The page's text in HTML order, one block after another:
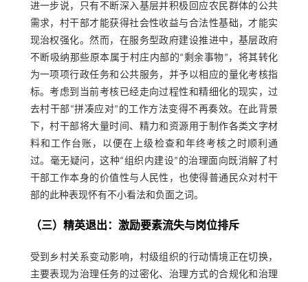
进一步说，只有不断深入基层并积极回应农民群体的公共
需求，村干部才能获得社会性收益与合法性基础，才能实
现治权强化。然而，在服务型政府建设推进中，基层政府
不断吸纳那些原本属于村庄内部的“剩余事物”，将其转化
为一项项行政任务和公共服务，并予以相应的量化考核指
标。考虑到当前考核已经走向过程性和精细化的现实，过
去村干部“拼凑应对”的工作方法变得不再奏效。在此背景
下，村干部将大量时间、精力和资源用于制作各类文字材
料和工作台账，以便在上级检查和年终考核之时顺利通
过。毫无疑问，这种“组织内建设”的治理面向既消解了村
干部工作本身的价值性与人民性，也使得普通民众对村干
部的此种表现怀有不小看法和负面之词。
（三）精英退出：激励要素流失与岗位排斥
受到乡村关系变动影响，村级组织的行动情境正在切换，
主要表现为治理任务的过密化、治理方式的合规化和治理